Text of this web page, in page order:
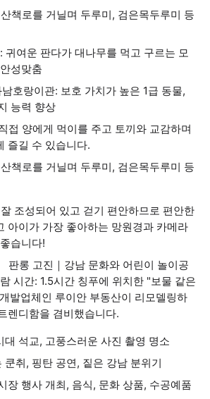
책로를 거닐며 두루미, 검은목두루미 등
귀여운 판다가 대나무를 먹고 구르는 모
성맞춤
호랑이관: 보호 가치가 높은 1급 동물,
능력 향상
접 양에게 먹이를 주고 토끼와 교감하며
즐길 수 있습니다.
책로를 거닐며 두루미, 검은목두루미 등
조성되어 있고 걷기 편안하므로 편안한
아이가 가장 좋아하는 망원경과 카메라
습니다!
판롱 고진｜강남 문화와 어린이 놀이공
시간: 1.5시간 칭푸에 위치한 "보물 같은
발업체인 루이안 부동산이 리모델링하
렌디함을 겸비했습니다.
대 석교, 고풍스러운 사진 촬영 명소
쿤취, 핑탄 공연, 짙은 강남 분위기
장 행사 개최, 음식, 문화 상품, 수공예품